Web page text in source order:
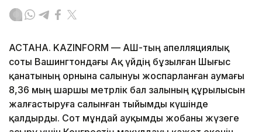
АСТАНА. KAZINFORM — АҚШ-тың апелляциялық
соты Вашингтондағы Ақ үйдің бұзылған Шығыс
қанатының орнына салынуы жоспарланған аумағы
8,36 мың шаршы метрлік бал залының құрылысын
жалғастыруға салынған тыйымды күшінде
қалдырды. Сот мұндай ауқымды жобаны жүзеге